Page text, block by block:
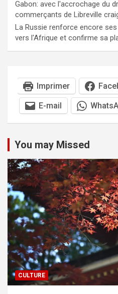
Gabon: avec l'accrochage du
commerçants de Libreville
La Russie renforce encore
vers l'Afrique et confirme sa
Imprimer
E-mail
You may Missed
CULTURE